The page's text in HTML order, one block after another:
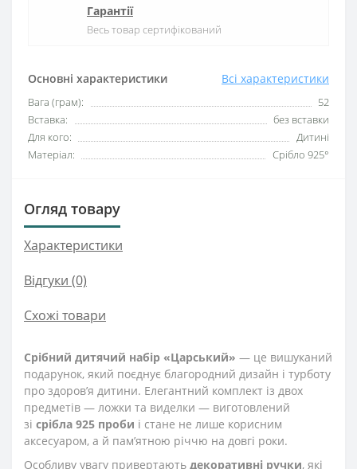
Основні характеристики Всі характеристики
Вага (грам):
52
Вставка:
без вставки
Для кого:
Дитині
Матеріал:
Срібло 925°
Гарантії
Весь товар сертифікований
Огляд товару
Характеристики
Відгуки (0)
Схожі товари
Срібний дитячий набір «Царський» — це вишуканий
подарунок, який поєднує благородний дизайн і турботу
про здоров’я дитини. Елегантний комплект із двох
предметів — ложки та виделки — виготовлений
зі срібла 925 проби і стане не лише корисним
аксесуаром, а й пам’ятною річчю на довгі роки.
Особливу увагу привертають декоративні ручки, які